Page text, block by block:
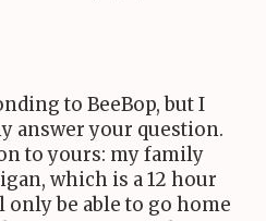
to BeeBop, but I
answer your question.
to yours: my family
which is a12 hour
only be able to go home